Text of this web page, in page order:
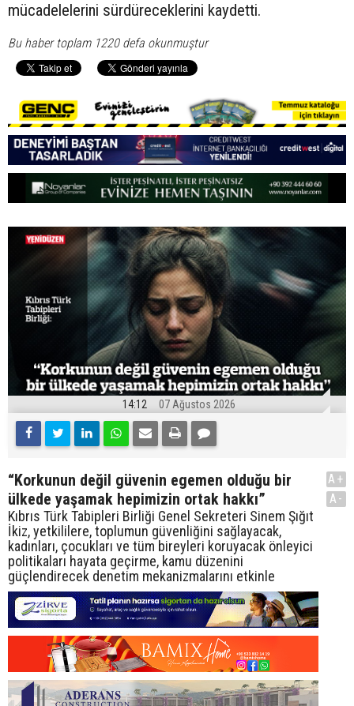
mücadelelerini sürdüreceklerini kaydetti.
Bu haber toplam 1220 defa okunmuştur
14:12 07 Ağustos 2026
“Korkunun değil güvenin egemen olduğu bir
ülkede yaşamak hepimizin ortak hakkı”
Kıbrıs Türk Tabipleri Birliği Genel Sekreteri Sinem Şığıt
İkiz, yetkililere, toplumun güvenliğini sağlayacak,
kadınları, çocukları ve tüm bireyleri koruyacak önleyici
politikaları hayata geçirme, kamu düzenini
güçlendirecek denetim mekanizmalarını etkinle
A+
A-